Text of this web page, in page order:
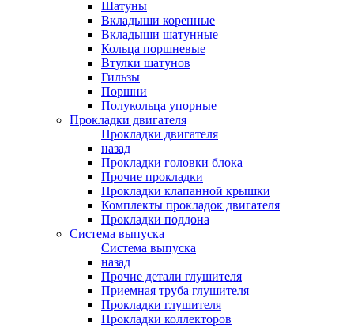
Шатуны
Вкладыши коренные
Вкладыши шатунные
Кольца поршневые
Втулки шатунов
Гильзы
Поршни
Полукольца упорные
Прокладки двигателя
Прокладки двигателя
назад
Прокладки головки блока
Прочие прокладки
Прокладки клапанной крышки
Комплекты прокладок двигателя
Прокладки поддона
Система выпуска
Система выпуска
назад
Прочие детали глушителя
Приемная труба глушителя
Прокладки глушителя
Прокладки коллекторов